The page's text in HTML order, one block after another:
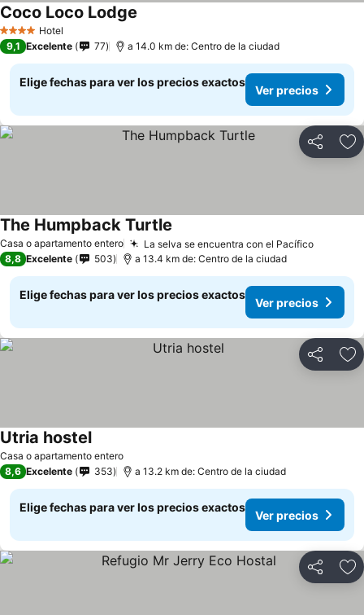
4 EstrellasHotel
Coco Loco Lodge
9,1 Excelente 77 a 14.0 km de: Centro de la ciudad
Elige fechas para ver los precios exactos
Ver precios
Compartir
Casa o apartamento entero La selva se encuentra con el Pacífico
The Humpback Turtle
8,8 Excelente 503 a 13.4 km de: Centro de la ciudad
Elige fechas para ver los precios exactos
Ver precios
Compartir
Casa o apartamento entero
Utria hostel
8,6 Excelente 353 a 13.2 km de: Centro de la ciudad
Elige fechas para ver los precios exactos
Ver precios
Compartir